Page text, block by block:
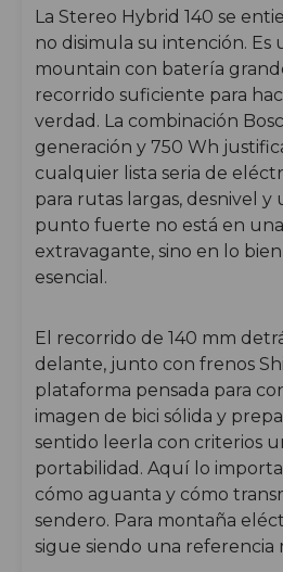
La Stereo Hybrid 140 se
no disimula su intención. Es
mountain con batería
recorrido suficiente para
verdad. La combinación
generación y 750 Wh
cualquier lista seria de
para rutas largas, desnivel y
punto fuerte no está en
extravagante, sino en lo
esencial.
El recorrido de 140 mm
delante, junto con frenos
plataforma pensada para
imagen de bici sólida y
sentido leerla con criterios
portabilidad. Aquí lo
cómo aguanta y cómo
sendero. Para montaña
sigue siendo una referencia